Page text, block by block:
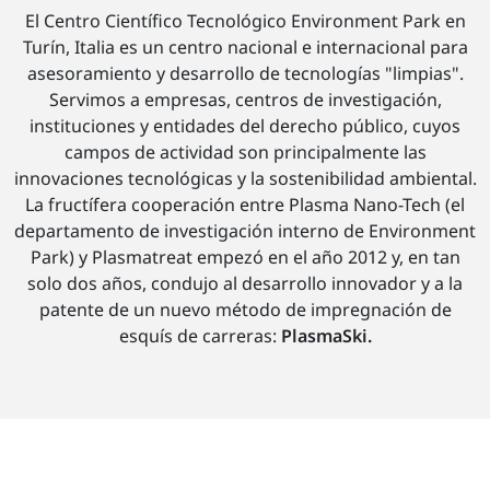
El Centro Científico Tecnológico Environment Park en
Turín, Italia es un centro nacional e internacional para
asesoramiento y desarrollo de tecnologías "limpias".
Servimos a empresas, centros de investigación,
instituciones y entidades del derecho público, cuyos
campos de actividad son principalmente las
innovaciones tecnológicas y la sostenibilidad ambiental.
La fructífera cooperación entre Plasma Nano-Tech (el
departamento de investigación interno de Environment
Park) y Plasmatreat empezó en el año 2012 y, en tan
solo dos años, condujo al desarrollo innovador y a la
patente de un nuevo método de impregnación de
esquís de carreras: PlasmaSki.